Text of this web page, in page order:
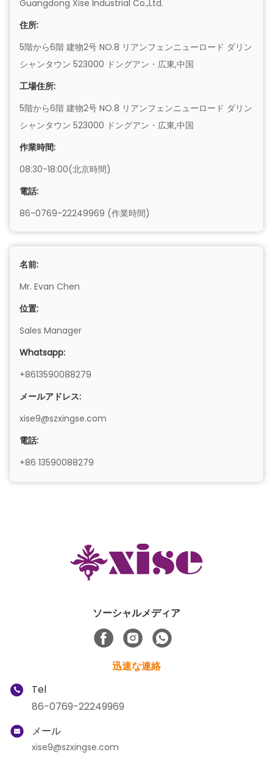
Guangdong Xise Industrial Co.,Ltd.
住所:
5階から6階 建物2号 NO.8 リアンフェンニューロード ダリン
シャンタウン 523000 ドングアン・広東,中国
工場住所:
5階から6階 建物2号 NO.8 リアンフェンニューロード ダリン
シャンタウン 523000 ドングアン・広東,中国
作業時間:
08:30-18:00(北京時間)
電話:
86-0769-22249969 (作業時間)
名前:
Mr. Evan Chen
位置:
Sales Manager
Whatsapp:
+8613590088279
メールアドレス:
xise9@szxingse.com
電話:
+86 13590088279
ソーシャルメディア
迅速な連絡
Tel
86-0769-22249969
メール
xise9@szxingse.com